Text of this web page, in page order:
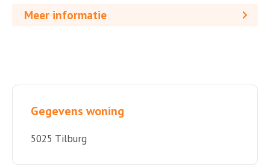
Meer informatie
Gegevens woning
5025 Tilburg